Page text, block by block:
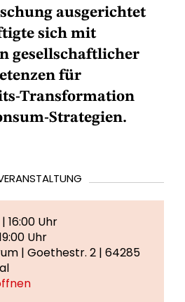
ausgerichtet
sich mit
gesellschaftlicher
für
Transformation
Strategien.
| 16:00 Uhr
Uhr
| Goethestr. 2 | 64285